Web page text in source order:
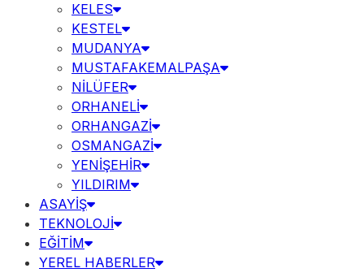
KELES
KESTEL
MUDANYA
MUSTAFAKEMALPAŞA
NİLÜFER
ORHANELİ
ORHANGAZİ
OSMANGAZİ
YENİŞEHİR
YILDIRIM
ASAYİŞ
TEKNOLOJİ
EĞİTİM
YEREL HABERLER